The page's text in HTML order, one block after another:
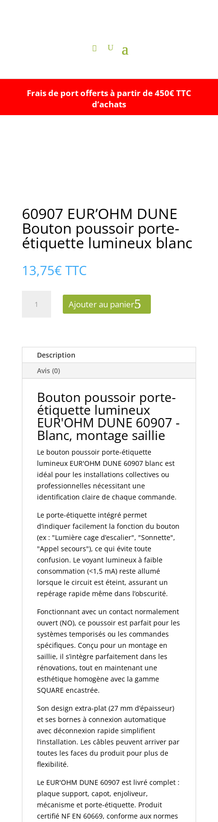
Frais de port offerts à partir de 450€ TTC
d’achats
60907 EUR’OHM DUNE
Bouton poussoir porte-
étiquette lumineux blanc
13,75€ TTC
Bouton
poussoir
porte-
lumineux
blanc
Ajouter au panier
Description
Avis (0)
Bouton poussoir porte-
étiquette lumineux
EUR'OHM DUNE 60907 -
Blanc, montage saillie
Le bouton poussoir porte-étiquette
lumineux EUR'OHM DUNE 60907 blanc est
idéal pour les installations collectives ou
professionnelles nécessitant une
identification claire de chaque commande.
Le porte-étiquette intégré permet
d’indiquer facilement la fonction du bouton
(ex : "Lumière cage d’escalier", "Sonnette",
"Appel secours"), ce qui évite toute
confusion. Le voyant lumineux à faible
consommation (<1,5 mA) reste allumé
lorsque le circuit est éteint, assurant un
repérage rapide même dans l’obscurité.
Fonctionnant avec un contact normalement
ouvert (NO), ce poussoir est parfait pour les
systèmes temporisés ou les commandes
spécifiques. Conçu pour un montage en
saillie, il s’intègre parfaitement dans les
rénovations, tout en maintenant une
esthétique homogène avec la gamme
SQUARE encastrée.
Son design extra-plat (27 mm d’épaisseur)
et ses bornes à connexion automatique
avec déconnexion rapide simplifient
l’installation. Les câbles peuvent arriver par
toutes les faces du produit pour plus de
flexibilité.
Le EUR'OHM DUNE 60907 est livré complet :
plaque support, capot, enjoliveur,
mécanisme et porte-étiquette. Produit
certifié NF EN 60669, conforme aux normes